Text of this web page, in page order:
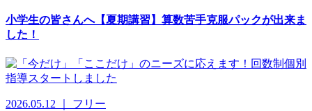
小学生の皆さんへ【夏期講習】算数苦手克服パックが出来ま
した！
2026.05.12 ｜ フリー